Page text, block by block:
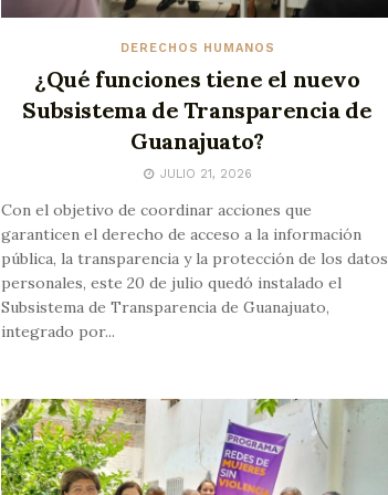
DERECHOS HUMANOS
¿Qué funciones tiene el nuevo
Subsistema de Transparencia de
Guanajuato?
JULIO 21, 2026
Con el objetivo de coordinar acciones que
garanticen el derecho de acceso a la información
pública, la transparencia y la protección de los datos
personales, este 20 de julio quedó instalado el
Subsistema de Transparencia de Guanajuato,
integrado por...